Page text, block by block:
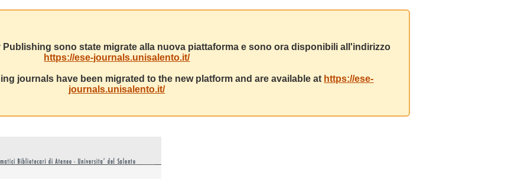
Publishing sono state migrate alla nuova piattaforma e sono ora disponibili all'indirizzo
https://ese-journals.unisalento.it/
journals have been migrated to the new platform and are available at https://ese-
journals.unisalento.it/